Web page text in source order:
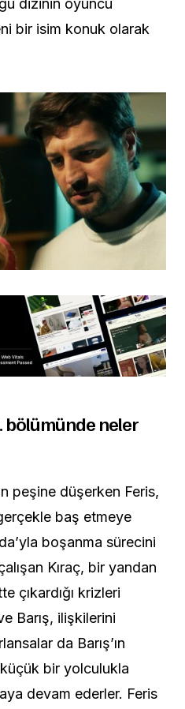
dizinin oyuncu
bir isim konuk olarak
neler
peşine düşerken Feris,
baş etmeye
boşanma sürecini
Kıraç, bir yandan
çıkardığı krizleri
Barış, ilişkilerini
da Barış’ın
bir yolculukla
devam ederler. Feris